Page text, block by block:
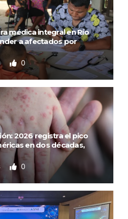
médica integral en Río
a afectados por
0
2026 registra el pico
en dos décadas,
0